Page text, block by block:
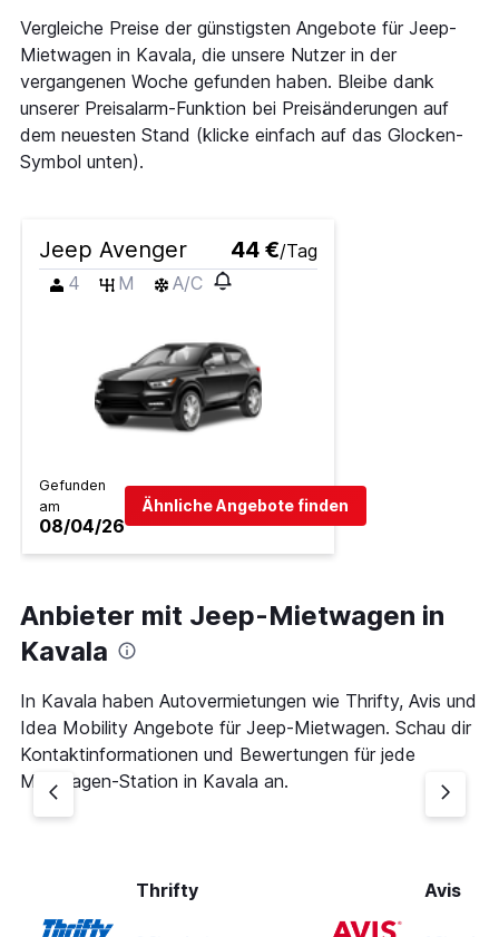
Vergleiche Preise der günstigsten Angebote für Jeep-
Mietwagen in Kavala, die unsere Nutzer in der
vergangenen Woche gefunden haben. Bleibe dank
unserer Preisalarm-Funktion bei Preisänderungen auf
dem neuesten Stand (klicke einfach auf das Glocken-
Symbol unten).
Jeep Avenger 44 €/Tag
4
M A/C
Gefunden
am
08/04/26
Ähnliche Angebote finden
Anbieter mit Jeep-Mietwagen in
Kavala
In Kavala haben Autovermietungen wie Thrifty, Avis und
Idea Mobility Angebote für Jeep-Mietwagen. Schau dir
Kontaktinformationen und Bewertungen für jede
Mietwagen-Station in Kavala an.
Thrifty Avis